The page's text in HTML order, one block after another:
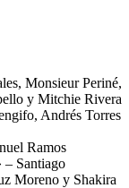
Monsieur Periné,
y Mitchie Rivera
Andrés Torres
Ramos
– Santiago
Moreno y Shakira